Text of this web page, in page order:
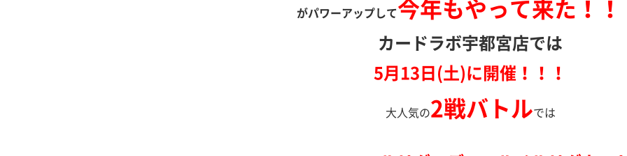
がパワーアップして今年もやって来た！
カードラボ宇都宮店では
5月13日(土)に開催！！！
大人気の2戦バトルでは